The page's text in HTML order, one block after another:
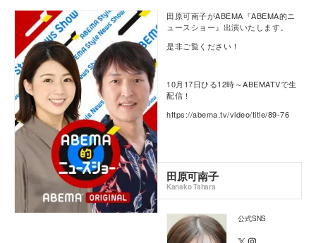
田原可南子がABEMA『ABEMA的ニ
ュースショー』出演いたします。
是非ご覧ください！
10月17日ひる12時～ABEMATVで生
配信！
https://abema.tv/video/title/89-76
田原可南子
Kanako Tahara
公式SNS